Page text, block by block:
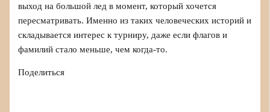
выход на большой лед в момент, который хочется
пересматривать. Именно из таких человеческих историй и
складывается интерес к турниру, даже если флагов и
фамилий стало меньше, чем когда-то.
Поделиться